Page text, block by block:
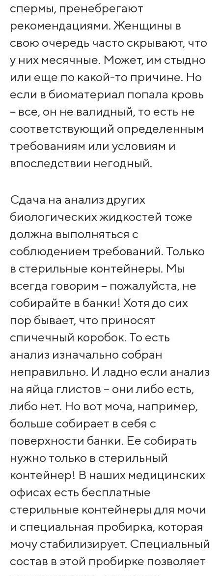
спермы, пренебрегают
рекомендациями. Женщины в
свою очередь часто скрывают, что
у них месячные. Может, им стыдно
или еще по какой-то причине. Но
если в биоматериал попала кровь
– все, он не валидный, то есть не
соответствующий определенным
требованиям или условиям и
впоследствии негодный.
Сдача на анализ других
биологических жидкостей тоже
должна выполняться с
соблюдением требований. Только
в стерильные контейнеры. Мы
всегда говорим – пожалуйста, не
собирайте в банки! Хотя до сих
пор бывает, что приносят
спичечный коробок. То есть
анализ изначально собран
неправильно. И ладно если анализ
на яйца глистов – они либо есть,
либо нет. Но вот моча, например,
больше собирает в себя с
поверхности банки. Ее собирать
нужно только в стерильный
контейнер! В наших медицинских
офисах есть бесплатные
стерильные контейнеры для мочи
и специальная пробирка, которая
мочу стабилизирует. Специальный
состав в этой пробирке позволяет